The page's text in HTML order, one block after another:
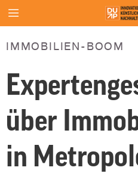
IMMOBILIEN-BOOM
über
in